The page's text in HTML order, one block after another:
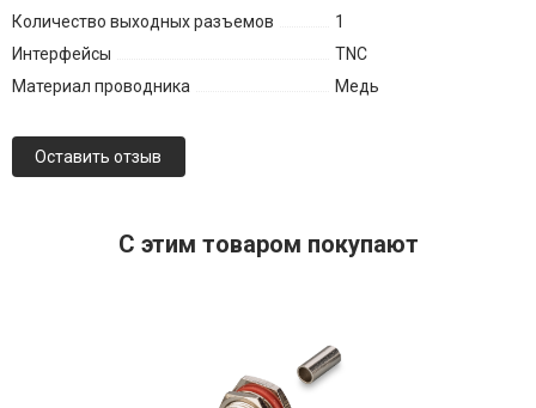
Количество выходных разъемов
1
Интерфейсы
TNC
Материал проводника
Медь
Оставить отзыв
C этим товаром покупают